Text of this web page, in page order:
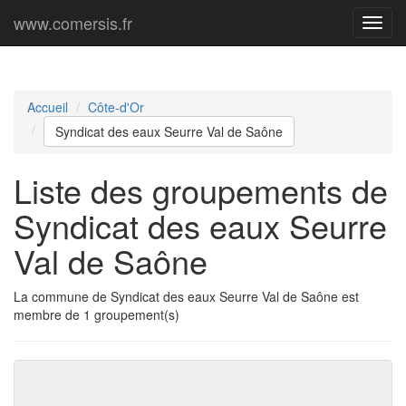
Menu
www.comersis.fr
Accueil
Côte-d'Or
Syndicat des eaux Seurre Val de Saône
Liste des groupements de
Syndicat des eaux Seurre
Val de Saône
La commune de Syndicat des eaux Seurre Val de Saône est
membre de 1 groupement(s)